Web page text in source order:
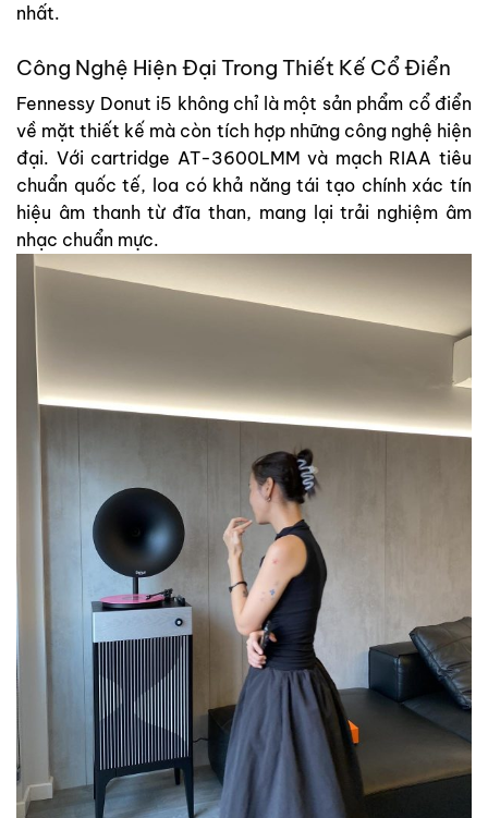
nhất.
Công Nghệ Hiện Đại Trong Thiết Kế Cổ Điển
Fennessy Donut i5 không chỉ là một sản phẩm cổ điển
về mặt thiết kế mà còn tích hợp những công nghệ hiện
đại. Với cartridge AT-3600LMM và mạch RIAA tiêu
chuẩn quốc tế, loa có khả năng tái tạo chính xác tín
hiệu âm thanh từ đĩa than, mang lại trải nghiệm âm
nhạc chuẩn mực.